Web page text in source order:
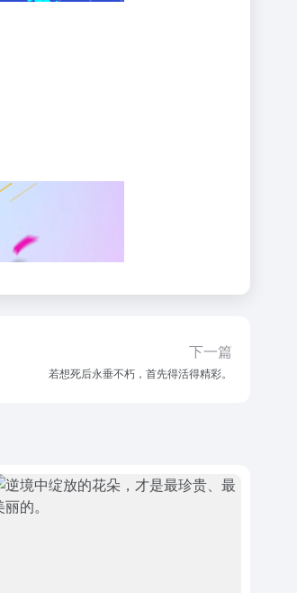
下一篇
若想死后永垂不朽，首先得活得精彩。